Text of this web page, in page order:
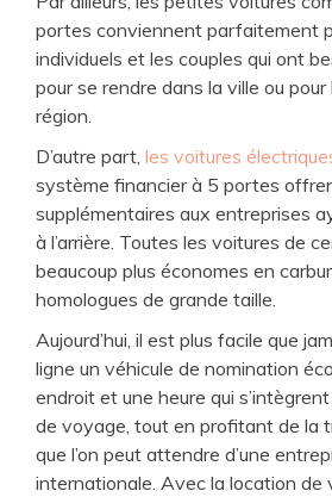
portes conviennent parfaitement
individuels et les couples qui ont
pour se rendre dans la ville ou
région.
D’autre part, les voitures
système financier à 5 portes
supplémentaires aux entreprises
à l’arrière. Toutes les voitures de
beaucoup plus économes en
homologues de grande taille.
Aujourd’hui, il est plus facile que
ligne un véhicule de nomination
endroit et une heure qui
de voyage, tout en profitant de la
que l’on peut attendre d’une
internationale. Avec la location de